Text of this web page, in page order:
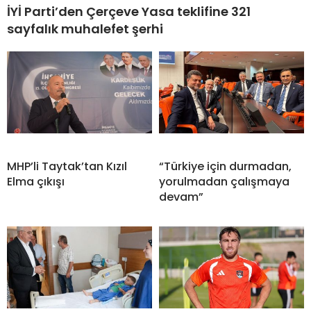
İYİ Parti’den Çerçeve Yasa teklifine 321
sayfalık muhalefet şerhi
MHP’li Taytak’tan Kızıl
Elma çıkışı
“Türkiye için durmadan,
yorulmadan çalışmaya
devam”